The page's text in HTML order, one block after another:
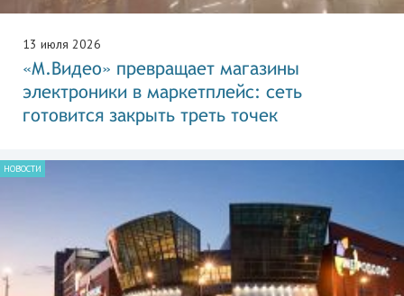
13 июля 2026
«М.Видео» превращает магазины
электроники в маркетплейс: сеть
готовится закрыть треть точек
НОВОСТИ